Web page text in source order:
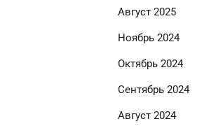
Август 2025
Ноябрь 2024
Октябрь 2024
Сентябрь 2024
Август 2024